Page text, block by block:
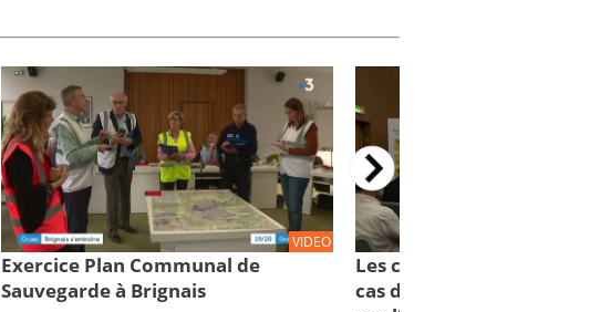
VIDEO
Exercice Plan Communal de
Sauvegarde à Brignais
Les comportements à
cas d'inondations : des